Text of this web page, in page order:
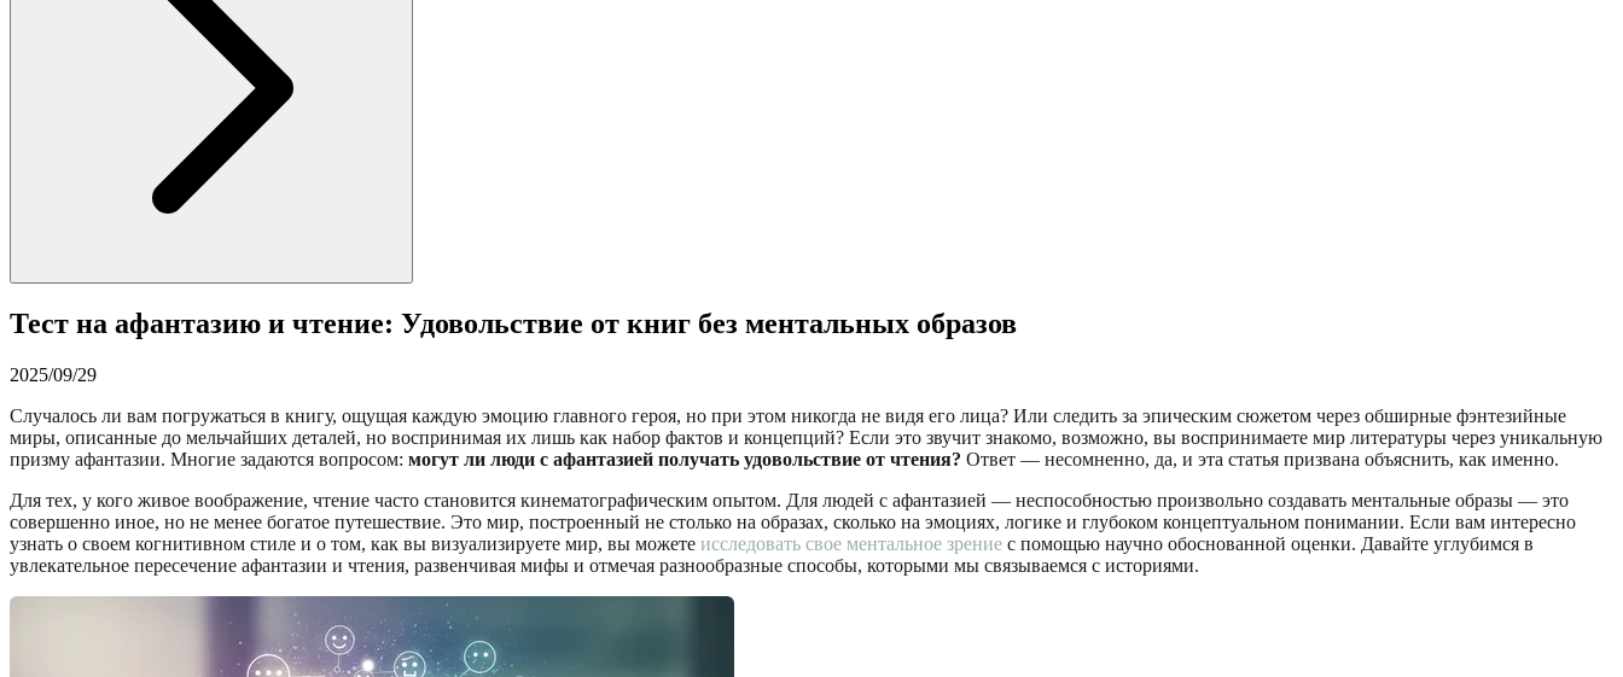
Тест на афантазию и чтение: Удовольствие от книг без ментальных образов
2025/09/29
Случалось ли вам погружаться в книгу, ощущая каждую эмоцию главного героя, но при этом никогда не видя его лица? Или следить за эпическим сюжетом через обширные фэнтезийные
миры, описанные до мельчайших деталей, но воспринимая их лишь как набор фактов и концепций? Если это звучит знакомо, возможно, вы воспринимаете мир литературы через уникальную
призму афантазии. Многие задаются вопросом: могут ли люди с афантазией получать удовольствие от чтения? Ответ — несомненно, да, и эта статья призвана объяснить, как именно.
Для тех, у кого живое воображение, чтение часто становится кинематографическим опытом. Для людей с афантазией — неспособностью произвольно создавать ментальные образы — это
совершенно иное, но не менее богатое путешествие. Это мир, построенный не столько на образах, сколько на эмоциях, логике и глубоком концептуальном понимании. Если вам интересно
узнать о своем когнитивном стиле и о том, как вы визуализируете мир, вы можете исследовать свое ментальное зрение с помощью научно обоснованной оценки. Давайте углубимся в
увлекательное пересечение афантазии и чтения, развенчивая мифы и отмечая разнообразные способы, которыми мы связываемся с историями.